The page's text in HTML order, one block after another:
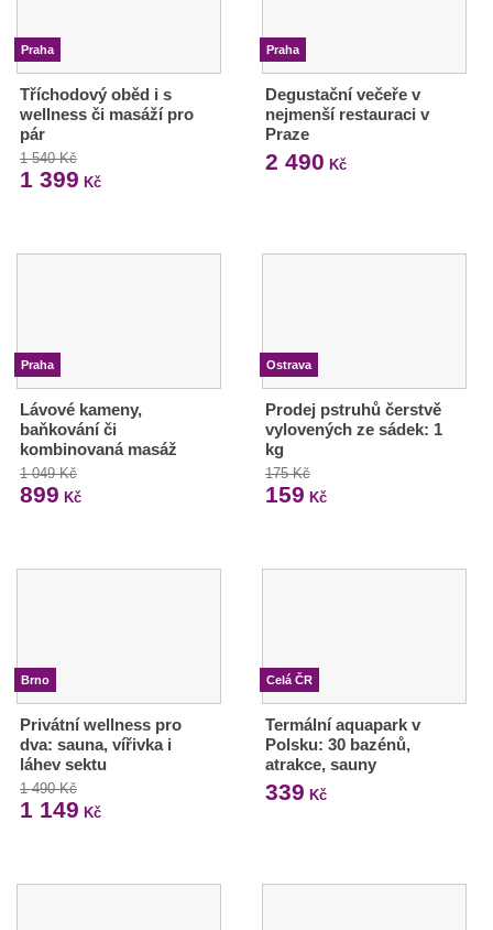
Praha
Tříchodový oběd i s
wellness či masáží pro
pár
1 540 Kč
1 399 Kč
Praha
Degustační večeře v
nejmenší restauraci v
Praze
2 490 Kč
Praha
Lávové kameny,
baňkování či
kombinovaná masáž
1 049 Kč
899 Kč
Ostrava
Prodej pstruhů čerstvě
vylovených ze sádek: 1
kg
175 Kč
159 Kč
Brno
Privátní wellness pro
dva: sauna, vířivka i
láhev sektu
1 490 Kč
1 149 Kč
Celá ČR
Termální aquapark v
Polsku: 30 bazénů,
atrakce, sauny
339 Kč